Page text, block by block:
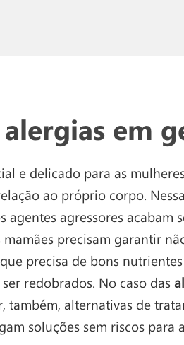
em
e delicado para as
ao próprio corpo.
agressores acabam
precisam garantir
precisa de bons
redobrados. No caso das
também, alternativas de
soluções sem riscos para